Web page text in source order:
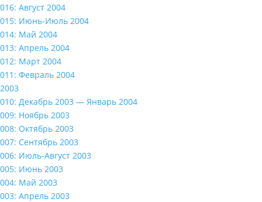
016: Август 2004
015: Июнь-Июль 2004
014: Май 2004
013: Апрель 2004
012: Март 2004
011: Февраль 2004
2003
010: Декабрь 2003 — Январь 2004
009: Ноябрь 2003
008: Октябрь 2003
007: Сентябрь 2003
006: Июль-Август 2003
005: Июнь 2003
004: Май 2003
003: Апрель 2003